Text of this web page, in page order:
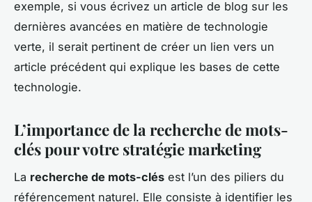
exemple, si vous écrivez un article de blog sur les
dernières avancées en matière de technologie
verte, il serait pertinent de créer un lien vers un
article précédent qui explique les bases de cette
technologie.
L’importance de la recherche de mots-
clés pour votre stratégie marketing
La recherche de mots-clés est l’un des piliers du
référencement naturel. Elle consiste à identifier les